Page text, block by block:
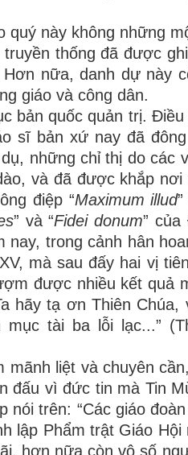
quý này không những
thống đã được
nữa, danh dự này
giáo và công dân.
bản quốc quản trị.
sĩ bản xứ nay đã
những chỉ thị do các
và đã được khắp
điệp “Maximum illud
” và “Fidei donum”
nay, trong cảnh hân
mà sau đấy hai vị
được nhiều kết quả
hãy tạ ơn Thiên
tài ba lỗi lạc...”
liệt và chuyên
đấu vì đức tin mà Tin
nói trên: “Các giáo
lập Phẩm trật Giáo
hơn nữa còn vô số